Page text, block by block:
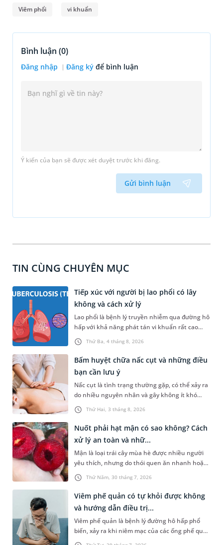
Viêm phổi vi khuẩn
Bình luận (0)
Đăng nhập Đăng ký để bình luận
Ý kiến của bạn sẽ được xét duyệt trước khi đăng.
Gửi bình luận
TIN CÙNG CHUYÊN MỤC
Thứ Ba, 4 tháng 8, 2026
Tiếp xúc với người bị lao phổi có lây
không và cách xử lý
Lao phổi là bệnh lý truyền nhiễm qua đường hô
hấp với khả năng phát tán vi khuẩn rất cao
trong cộng đồng nếu không được kiểm soát
tốt. Vậy khi tiếp xúc với người bị lao phổi có lây
không, những yếu tố nào làm tăng nguy cơ
mắc bệnh và bạn cần phải xử lý như thế nào để
bảo vệ sức khỏe một cách khoa học nhất? Bài
viết dưới đây sẽ giải đáp chi tiết toàn bộ thắc
mắc trên, giúp bạn chủ động phòng ngừa và
tầm soát bệnh hiệu quả.
Thứ Hai, 3 tháng 8, 2026
Bấm huyệt chữa nấc cụt và những điều
bạn cần lưu ý
Nấc cụt là tình trạng thường gặp, có thể xảy ra
do nhiều nguyên nhân và gây không ít khó
chịu. Bấm huyệt chữa nấc cụt là một trong
những phương pháp được nhiều người tìm
hiểu để hỗ trợ tình trạng này. Mời bạn cùng
tìm hiểu sâu hơn về phương pháp chữa nấc cụt
này trong bài viết dưới đây.
Thứ Năm, 30 tháng 7, 2026
Nuốt phải hạt mận có sao không? Cách
xử lý an toàn và nhữ...
Mận là loại trái cây mùa hè được nhiều người
yêu thích, nhưng do thói quen ăn nhanh hoặc
sơ suất, không ít người đã vô tình nuốt phải
hạt mận. Cấu tạo hạt mận thường cứng, có hai
đầu nhọn nên khi đi vào đường tiêu hóa rất dễ
gây ra tâm lý hoang mang, lo lắng cho người
gặp phải. Bài viết dưới đây sẽ giải đáp chi tiết
giúp bạn thắc mắc nuốt phải hạt mận có sao
không dưới góc nhìn y khoa và hướng dẫn cách
xử trí an toàn, kịp thời nhất.
Viêm phế quản có tự khỏi được không
và hướng dẫn điều trị...
Viêm phế quản là bệnh lý đường hô hấp phổ
biến, xảy ra khi niêm mạc của các ống phế quản
bị sưng viêm và kích ứng. Bệnh gây ra những